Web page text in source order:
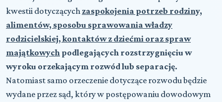
kwestii dotyczących zaspokojenia potrzeb rodziny,
alimentów, sposobu sprawowania władzy
rodzicielskiej, kontaktów z dziećmi oraz spraw
majątkowych podlegających rozstrzygnięciu w
wyroku orzekającym rozwód lub separację.
Natomiast samo orzeczenie dotyczące rozwodu będzie
wydane przez sąd, który w postępowaniu dowodowym